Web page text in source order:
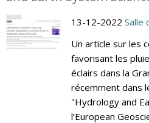
13-12-2022 Salle
Un article sur les
favorisant les
éclairs dans la
récemment dans
"Hydrology and
l’European